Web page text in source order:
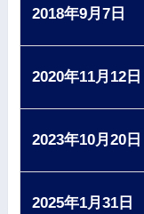
2018年9月7日
2020年11月12日
2023年10月20日
2025年1月31日